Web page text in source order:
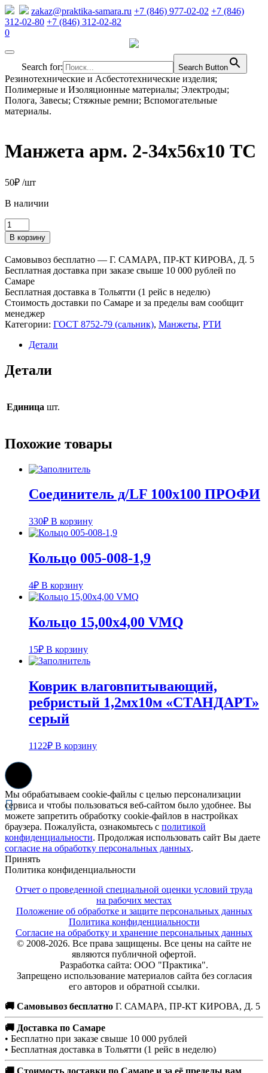
zakaz@praktika-samara.ru +7 (846) 977-02-02 +7 (846)
312-02-80 +7 (846) 312-02-82
0
Search for: Search Button
Резинотехнические и Асбестотехнические изделия;
Полимерные и Изоляционные материалы; Электроды;
Полога, Завесы; Стяжные ремни; Вспомогательные
материалы.
Манжета арм. 2-34х56х10 ТС
50₽ /шт
В наличии
Количество
товара
Манжета
арм.
2-
34х56х10
ТС
В корзину
Самовывоз бесплатно — Г. САМАРА, ПР-КТ КИРОВА, Д. 5
Бесплатная доставка при заказе свыше 10 000 рублей по
Самаре
Бесплатная доставка в Тольятти (1 рейс в неделю)
Стоимость доставки по Самаре и за пределы вам сообщит
менеджер
Категории: ГОСТ 8752-79 (сальник), Манжеты, РТИ
Детали
Детали
Единица шт.
Похожие товары
Соединитель д/LF 100х100 ПРОФИ
330₽ В корзину
Кольцо 005-008-1,9
4₽ В корзину
Кольцо 15,00х4,00 VMQ
15₽ В корзину
Коврик влаговпитывающий,
ребристый 1,2мх10м «СТАНДАРТ»
серый
1122₽ В корзину
Мы обрабатываем cookie-файлы с целью персонализации
сервиса и чтобы пользоваться веб-сайтом было удобнее. Вы
можете запретить обработку cookie-файлов в настройках
браузера. Пожалуйста, ознакомьтесь с политикой
конфиденциальности. Продолжая использовать сайт Вы даете
согласие на обработку персональных данных.
Принять
Политика конфиденциальности
Отчет о проведенной специальной оценки условий труда
на рабочих местах
Положение об обработке и защите персональных данных
Политика конфиденциальности
Согласие на обработку и хранение персональных данных
© 2008-2026. Все права защищены. Все цены на сайте не
являются публичной офертой.
Разработка сайта: ООО "Практика".
Запрещено использование материалов сайта без согласия
его авторов и обратной ссылки.
🚚 Самовывоз бесплатно Г. САМАРА, ПР-КТ КИРОВА, Д. 5
🚚 Доставка по Самаре
• Бесплатно при заказе свыше 10 000 рублей
• Бесплатная доставка в Тольятти (1 рейс в неделю)
🚚 Стоимость доставки по Самаре и за её пределы вам